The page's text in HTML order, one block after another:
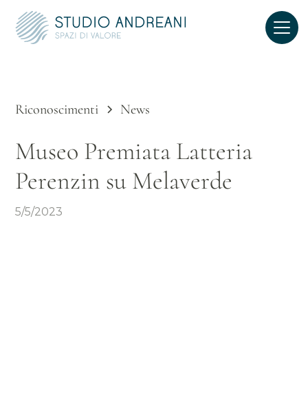
Riconoscimenti News
Museo Premiata Latteria
Perenzin su Melaverde
5/5/2023